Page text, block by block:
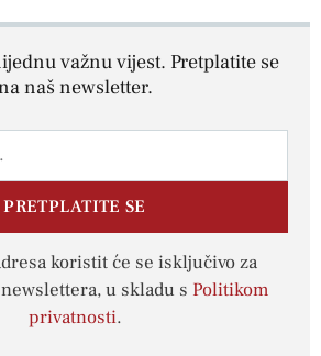
važnu vijest. Pretplatite se
naš newsletter.
PRETPLATITE SE
koristit će se isključivo za
u skladu s Politikom
privatnosti.